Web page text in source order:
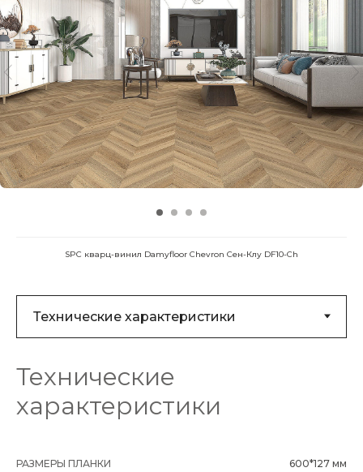
SPC кварц-винил Damyfloor Chevron Сен-Клу DF10-Ch
Технические
характеристики
РАЗМЕРЫ ПЛАНКИ 600*127 мм